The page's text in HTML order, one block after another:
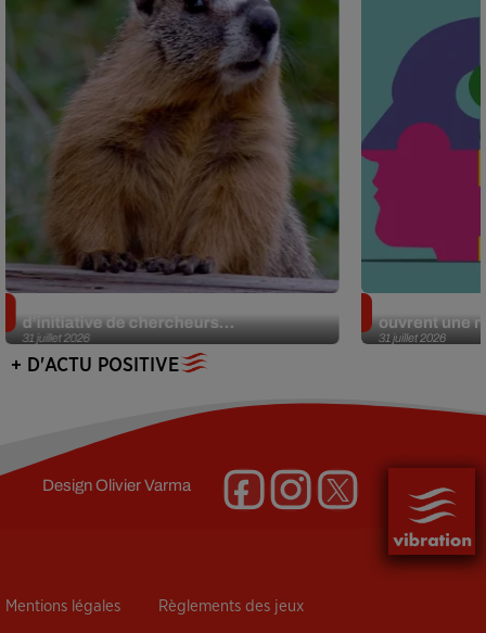
31 juillet 2026
d’initiative de chercheurs...
31 juillet 2026
ouvrent une
+ D'ACTU POSITIVE
DesignOlivier Varma
Mentions légales Règlements des jeux